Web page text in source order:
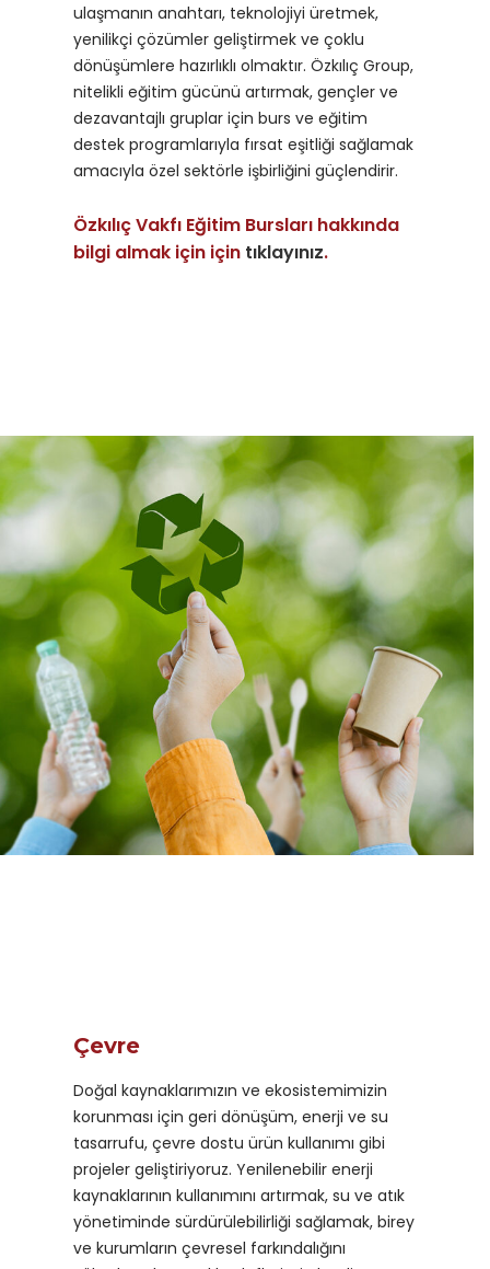
ulaşmanın anahtarı, teknolojiyi üretmek,
yenilikçi çözümler geliştirmek ve çoklu
dönüşümlere hazırlıklı olmaktır. Özkılıç Group,
nitelikli eğitim gücünü artırmak, gençler ve
dezavantajlı gruplar için burs ve eğitim
destek programlarıyla fırsat eşitliği sağlamak
amacıyla özel sektörle işbirliğini güçlendirir.
Özkılıç Vakfı Eğitim Bursları hakkında
bilgi almak için için tıklayınız.
Çevre
Doğal kaynaklarımızın ve ekosistemimizin
korunması için geri dönüşüm, enerji ve su
tasarrufu, çevre dostu ürün kullanımı gibi
projeler geliştiriyoruz. Yenilenebilir enerji
kaynaklarının kullanımını artırmak, su ve atık
yönetiminde sürdürülebilirliği sağlamak, birey
ve kurumların çevresel farkındalığını